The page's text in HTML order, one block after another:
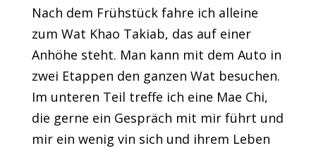
Nach dem Frühstück fahre ich alleine
zum Wat Khao Takiab, das auf einer
Anhöhe steht. Man kann mit dem Auto in
zwei Etappen den ganzen Wat besuchen.
Im unteren Teil treffe ich eine Mae Chi,
die gerne ein Gespräch mit mir führt und
mir ein wenig vin sich und ihrem Leben